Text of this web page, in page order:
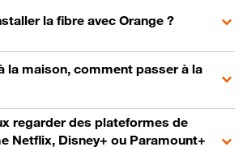
la fibre avec Orange ?
la maison, comment passer à la
regarder des plateformes de
Netflix, Disney+ ou Paramount+